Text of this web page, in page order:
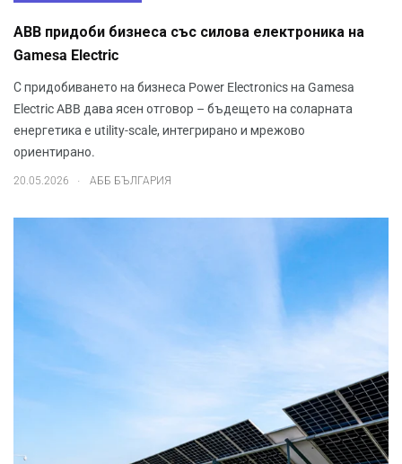
ABB придоби бизнеса със силова електроника на
Gamesa Electric
С придобиването на бизнеса Power Electronics на Gamesa
Electric ABB дава ясен отговор – бъдещето на соларната
енергетика е utility-scale, интегрирано и мрежово
ориентирано.
20.05.2026 . АББ БЪЛГАРИЯ